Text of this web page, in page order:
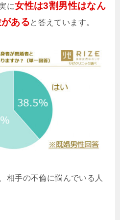
に女性は3割男性はなん
あると答えています。
相手の不倫に悩んでいる人